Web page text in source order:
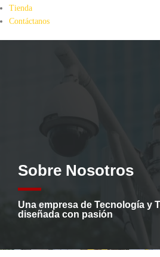
Tienda
Contáctanos
Sobre Nosotros
Una empresa de Tecnología y
diseñada con pasión